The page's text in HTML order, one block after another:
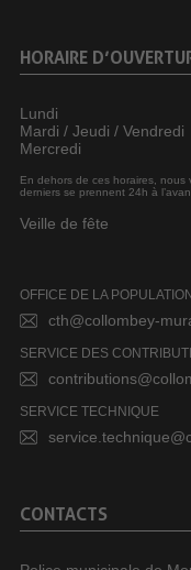
HORAIRE
Lundi
Mardi / Jeudi / Vendredi
Mercredi
En dehors de ces horaires, nous
derniers se prennent 24h à
Veille de fête
OFFICE DE LA POPULATION
cth@collombey-
SERVICE DES
SERVICE TECHNIQUE
CONTACTS